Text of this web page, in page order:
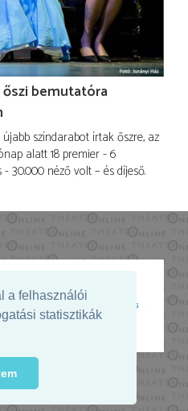
a felhasználói
statisztikák
őszi bemutatóra
színdarabot írtak őszre, az
alatt 18 premier - 6
30.000 néző volt – és díjeső.